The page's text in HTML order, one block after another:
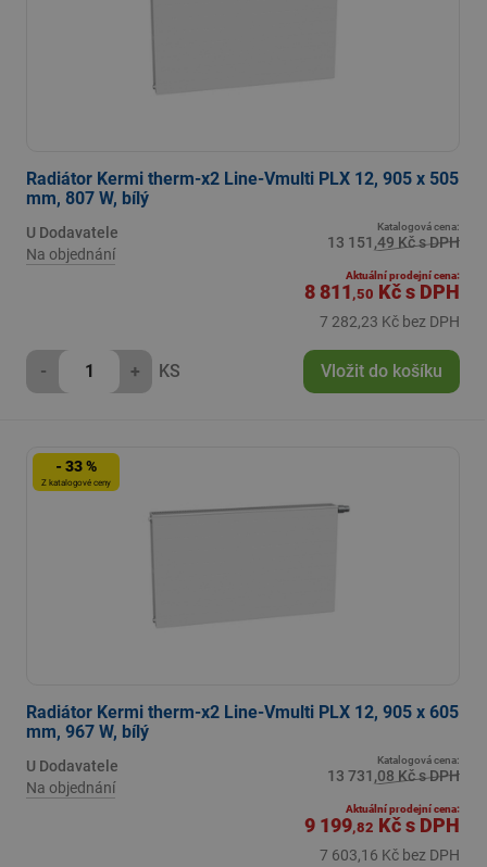
Radiátor Kermi therm-x2 Line-Vmulti PLX 12, 905 x 505
mm, 807 W, bílý
U Dodavatele
Na objednání
Katalogová cena:
13 151,49 Kč s DPH
Aktuální prodejní cena:
8 811 ,50 Kčs DPH
7 282,23 Kč bez DPH
- + KS Vložit do košíku
- 33 %
Z katalogové ceny
Radiátor Kermi therm-x2 Line-Vmulti PLX 12, 905 x 605
mm, 967 W, bílý
U Dodavatele
Na objednání
Katalogová cena:
13 731,08 Kč s DPH
Aktuální prodejní cena:
9 199,82 Kčs DPH
7 603,16 Kč bez DPH